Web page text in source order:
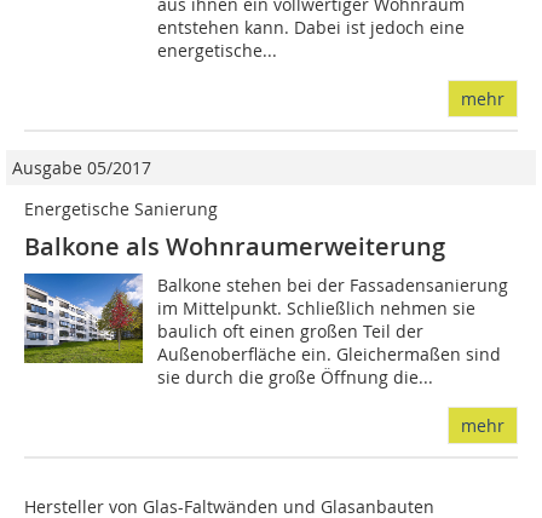
aus ihnen ein vollwertiger Wohnraum
entstehen kann. Dabei ist jedoch eine
energetische...
mehr
Ausgabe 05/2017
Energetische Sanierung
Balkone als Wohnraumerweiterung
Balkone stehen bei der Fassadensanierung
im Mittelpunkt. Schließlich nehmen sie
baulich oft einen großen Teil der
Außenoberfläche ein. Gleichermaßen sind
sie durch die große Öffnung die...
mehr
Hersteller von Glas-Faltwänden und Glasanbauten